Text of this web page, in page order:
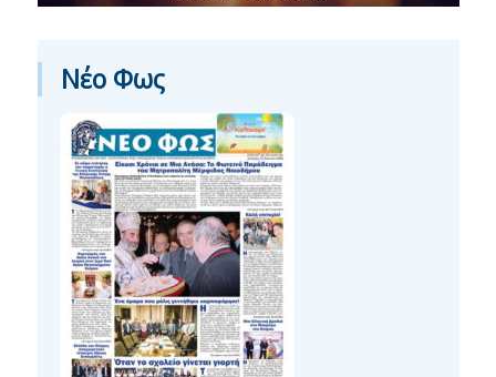
Νέο Φως